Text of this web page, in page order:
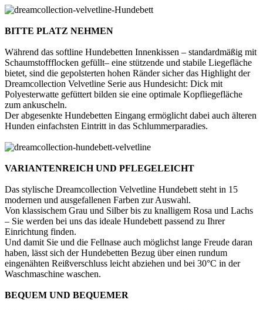
BITTE PLATZ NEHMEN
Während das softline Hundebetten Innenkissen – standardmäßig mit
Schaumstoffflocken gefüllt– eine stützende und stabile Liegefläche
bietet, sind die gepolsterten hohen Ränder sicher das Highlight der
Dreamcollection Velvetline Serie aus Hundesicht: Dick mit
Polyesterwatte gefüttert bilden sie eine optimale Kopfliegefläche
zum ankuscheln.
Der abgesenkte Hundebetten Eingang ermöglicht dabei auch älteren
Hunden einfachsten Eintritt in das Schlummerparadies.
VARIANTENREICH UND PFLEGELEICHT
Das stylische Dreamcollection Velvetline Hundebett steht in 15
modernen und ausgefallenen Farben zur Auswahl.
Von klassischem Grau und Silber bis zu knalligem Rosa und Lachs
– Sie werden bei uns das ideale Hundebett passend zu Ihrer
Einrichtung finden.
Und damit Sie und die Fellnase auch möglichst lange Freude daran
haben, lässt sich der Hundebetten Bezug über einen rundum
eingenähten Reißverschluss leicht abziehen und bei 30°C in der
Waschmaschine waschen.
BEQUEM UND BEQUEMER